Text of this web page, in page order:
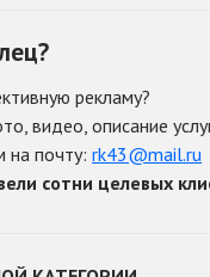
рекламу?
видео, описание
на почту: rk43@mail.ru
сотни целевых